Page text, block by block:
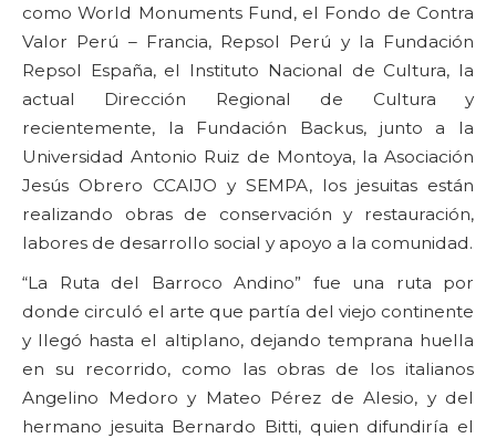
como World Monuments Fund, el Fondo de Contra
Valor Perú – Francia, Repsol Perú y la Fundación
Repsol España, el Instituto Nacional de Cultura, la
actual Dirección Regional de Cultura y
recientemente, la Fundación Backus, junto a la
Universidad Antonio Ruiz de Montoya, la Asociación
Jesús Obrero CCAIJO y SEMPA, los jesuitas están
realizando obras de conservación y restauración,
labores de desarrollo social y apoyo a la comunidad.
“La Ruta del Barroco Andino” fue una ruta por
donde circuló el arte que partía del viejo continente
y llegó hasta el altiplano, dejando temprana huella
en su recorrido, como las obras de los italianos
Angelino Medoro y Mateo Pérez de Alesio, y del
hermano jesuita Bernardo Bitti, quien difundiría el